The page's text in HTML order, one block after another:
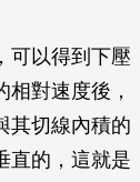
可以得到下壓
對速度後，
其切線內積的
直的，這就是